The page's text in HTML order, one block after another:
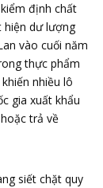
định chất
hiện dư lượng
vào cuối năm
thực phẩm
nhiều lô
gia xuất khẩu
trả về
siết chặt quy